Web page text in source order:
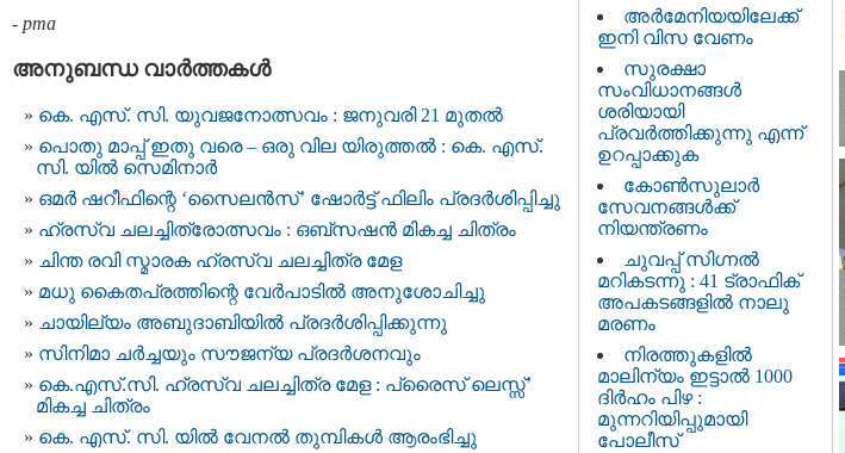
- pma
അനുബന്ധ വാര്‍ത്തകള്‍
കെ. എസ്. സി. യുവജനോത്സവം : ജനുവരി 21 മുതൽ
പൊതു മാപ്പ് ഇതു വരെ – ഒരു വില യിരുത്തല്‍ : കെ. എസ്.
സി. യില്‍ സെമിനാര്‍
ഒമര്‍ ഷറീഫിന്റെ ‘സൈലൻസ്’ ഷോർട്ട് ഫിലിം പ്രദർശിപ്പിച്ചു
ഹ്രസ്വ ചലച്ചിത്രോത്സവം : ഒബ്‌സഷന്‍ മികച്ച ചിത്രം
ചിന്ത രവി സ്മാരക ഹ്രസ്വ ചലച്ചിത്ര മേള
മധു കൈതപ്രത്തിന്റെ വേര്‍പാടില്‍ അനുശോചിച്ചു
ചായില്യം അബുദാബിയില്‍ പ്രദര്‍ശിപ്പിക്കുന്നു
സിനിമാ ചര്‍ച്ചയും സൗജന്യ പ്രദർശനവും
കെ.എസ്.സി. ഹ്രസ്വ ചലച്ചിത്ര മേള : പ്രൈസ് ലെസ്സ്’
മികച്ച ചിത്രം
കെ. എസ്. സി. യിൽ വേനൽ തുമ്പികൾ ആരംഭിച്ചു
അർമേനിയയിലേക്ക്
ഇനി വിസ വേണം
സുരക്ഷാ
സംവിധാനങ്ങൾ
ശരിയായി
പ്രവർത്തിക്കുന്നു എന്ന്
ഉറപ്പാക്കുക
കോൺസുലാർ
സേവനങ്ങൾക്ക്
നിയന്ത്രണം
ചുവപ്പ് സിഗ്നൽ
മറികടന്നു : 41 ട്രാഫിക്
അപകടങ്ങളിൽ നാലു
മരണം
നിരത്തുകളിൽ
മാലിന്യം ഇട്ടാൽ 1000
ദിർഹം പിഴ :
മുന്നറിയിപ്പുമായി
പോലീസ്